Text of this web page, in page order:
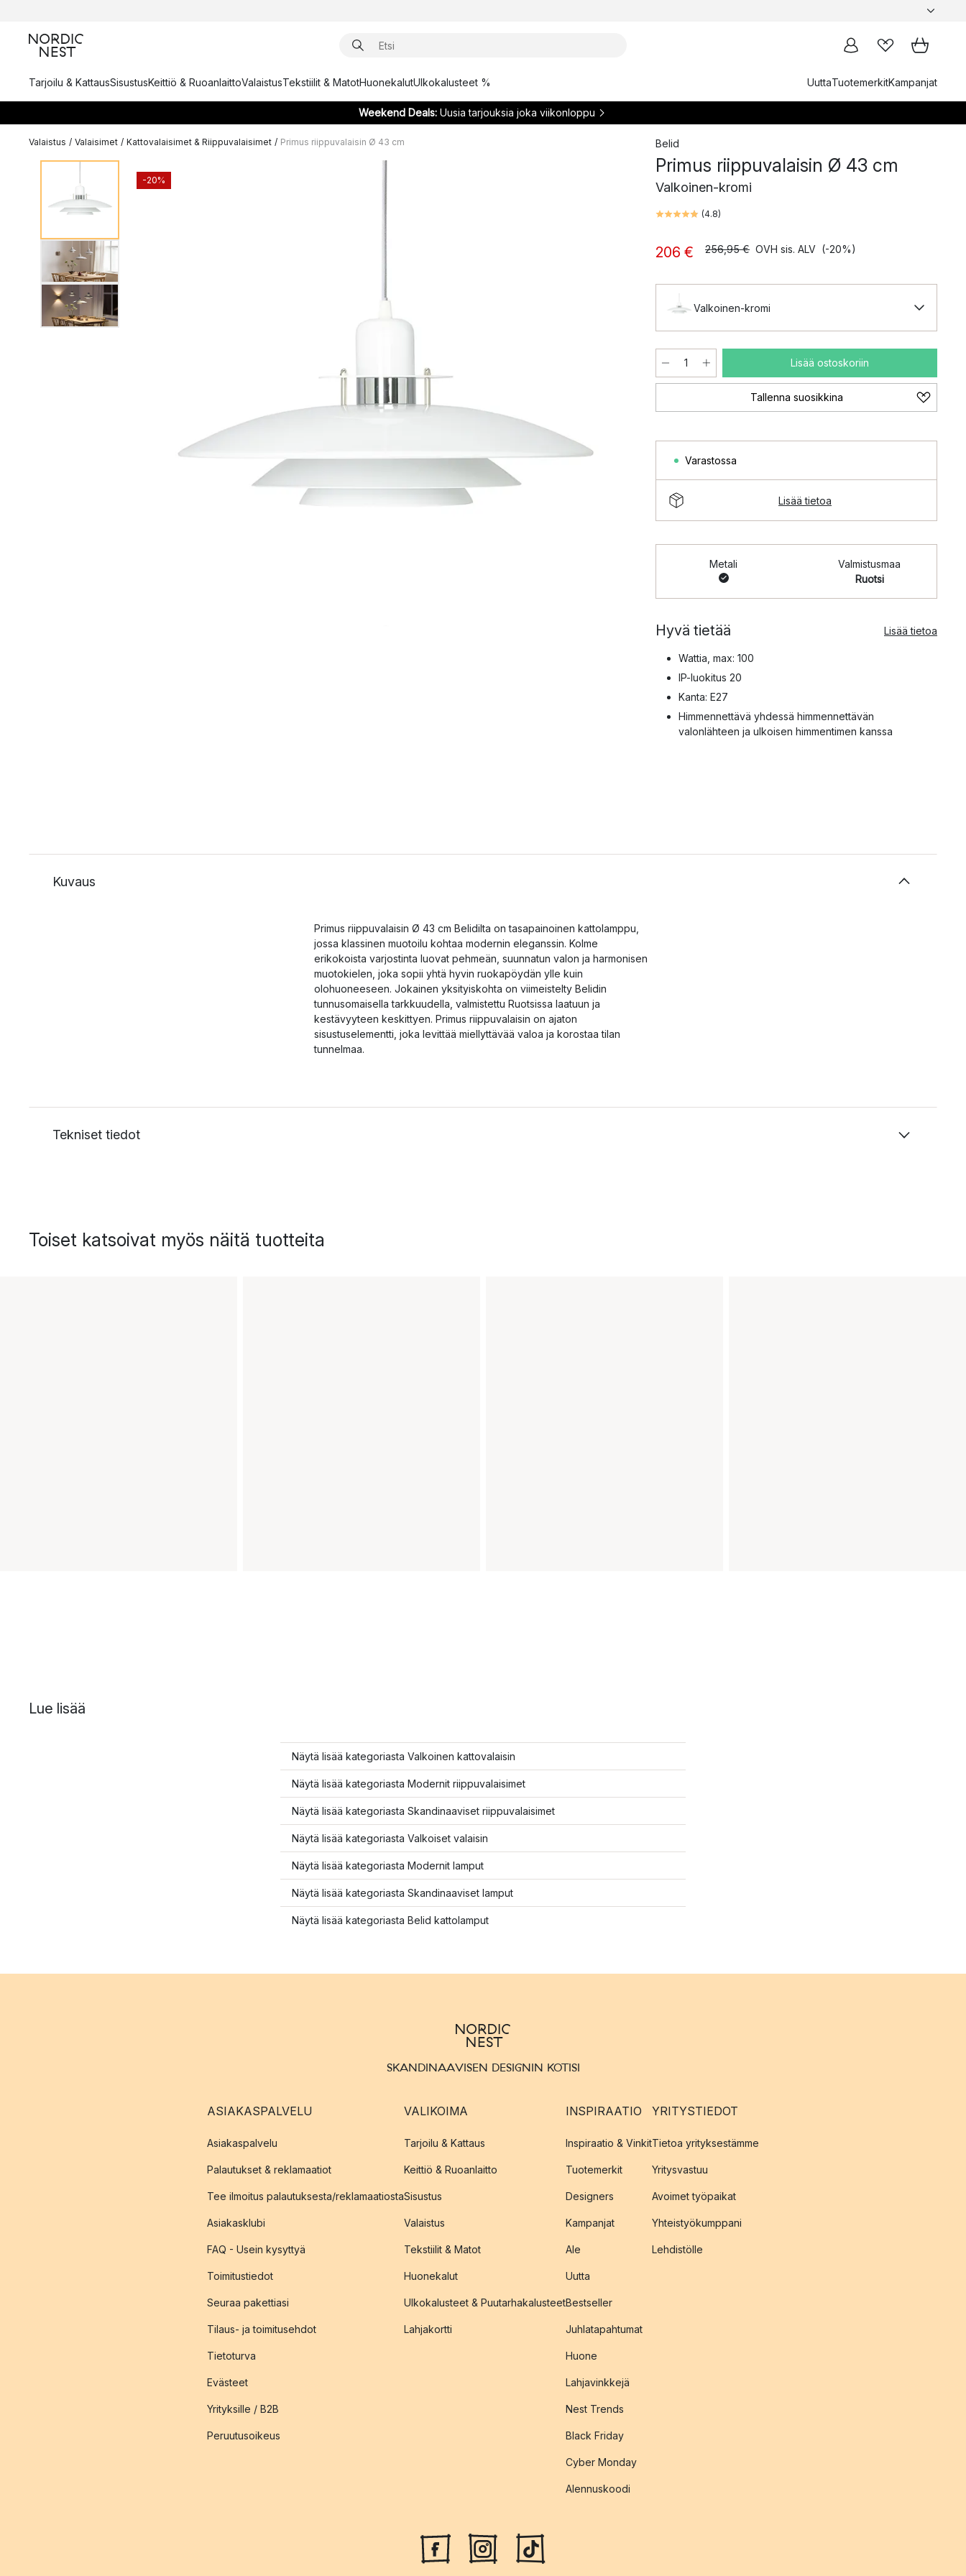
Tarjoilu & KattausSisustusKeittiö & RuoanlaittoValaistusTekstiilit & MatotHuonekalutUlkokalusteet % UuttaTuotemerkitKampanjat
Weekend Deals:Uusia tarjouksia joka viikonloppu
Valaistus / Valaisimet / Kattovalaisimet & Riippuvalaisimet / Primus riippuvalaisin Ø 43 cm
-20%
Belid
Primus riippuvalaisin Ø 43 cm
Valkoinen-kromi
(4.8)
206 € 256,95 € OVH sis. ALV (-20%)
Valkoinen-kromi
Lisää ostoskoriin
Tallenna suosikkina
Varastossa
Lisää tietoa
Metali
Valmistusmaa
Ruotsi
Hyvä tietää Lisää tietoa
Wattia, max: 100
IP-luokitus 20
Kanta: E27
Himmennettävä yhdessä himmennettävän
valonlähteen ja ulkoisen himmentimen kanssa
Kuvaus
Primus riippuvalaisin Ø 43 cm Belidilta on tasapainoinen kattolamppu,
jossa klassinen muotoilu kohtaa modernin eleganssin. Kolme
erikokoista varjostinta luovat pehmeän, suunnatun valon ja harmonisen
muotokielen, joka sopii yhtä hyvin ruokapöydän ylle kuin
olohuoneeseen. Jokainen yksityiskohta on viimeistelty Belidin
tunnusomaisella tarkkuudella, valmistettu Ruotsissa laatuun ja
kestävyyteen keskittyen. Primus riippuvalaisin on ajaton
sisustuselementti, joka levittää miellyttävää valoa ja korostaa tilan
tunnelmaa.
Tekniset tiedot
Toiset katsoivat myös näitä tuotteita
Lue lisää
Näytä lisää kategoriasta Valkoinen kattovalaisin
Näytä lisää kategoriasta Modernit riippuvalaisimet
Näytä lisää kategoriasta Skandinaaviset riippuvalaisimet
Näytä lisää kategoriasta Valkoiset valaisin
Näytä lisää kategoriasta Modernit lamput
Näytä lisää kategoriasta Skandinaaviset lamput
Näytä lisää kategoriasta Belid kattolamput
SKANDINAAVISEN DESIGNIN KOTISI
ASIAKASPALVELU
Asiakaspalvelu
Palautukset & reklamaatiot
Tee ilmoitus palautuksesta/reklamaatiosta
Asiakasklubi
FAQ - Usein kysyttyä
Toimitustiedot
Seuraa pakettiasi
Tilaus- ja toimitusehdot
Tietoturva
Evästeet
Yrityksille / B2B
Peruutusoikeus
VALIKOIMA
Tarjoilu & Kattaus
Keittiö & Ruoanlaitto
Sisustus
Valaistus
Tekstiilit & Matot
Huonekalut
Ulkokalusteet & Puutarhakalusteet
Lahjakortti
INSPIRAATIO
Inspiraatio & Vinkit
Tuotemerkit
Designers
Kampanjat
Ale
Uutta
Bestseller
Juhlatapahtumat
Huone
Lahjavinkkejä
Nest Trends
Black Friday
Cyber Monday
Alennuskoodi
YRITYSTIEDOT
Tietoa yrityksestämme
Yritysvastuu
Avoimet työpaikat
Yhteistyökumppani
Lehdistölle